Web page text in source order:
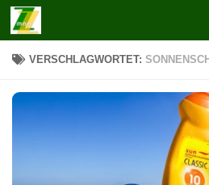
Zum Inhalt springen
VERSCHLAGWORTET: